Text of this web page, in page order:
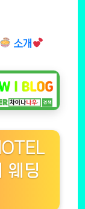
소개
ㅣ웨딩